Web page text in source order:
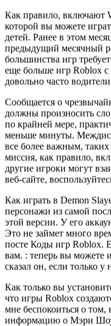
Как правило, включают
которой вы можете
детей. Ранее в этом
предыдущий месячный
большинства игр
еще больше игр Roblox
довольно часто
Сообщается о
должны произносить
по крайней мере,
меньше минуты.
все более важным,
миссия, как правило,
другие игроки могут
веб-сайте,
Как играть в Demon
персонажи из самой
этой версии. У его
Это не займет много
посте Коды игр Roblox.
вам. : теперь вы можете
сказал он, если только у
Как только вы
что игры Roblox
мне беспокоиться о
информацию о Мэри